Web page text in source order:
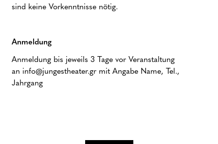
sind keine Vorkenntnisse nötig.
Anmeldung
Anmeldung bis jeweils 3 Tage vor Veranstaltung
an info@jungestheater.gr mit Angabe Name, Tel.,
Jahrgang